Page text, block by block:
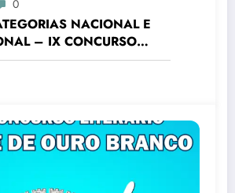
0
NACIONAL E
– IX CONCURSO
DE OURO